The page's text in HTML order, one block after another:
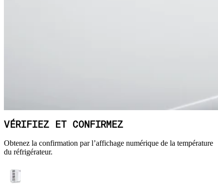
VÉRIFIEZ ET CONFIRMEZ
Obtenez la confirmation par l’affichage numérique de la température
du réfrigérateur.